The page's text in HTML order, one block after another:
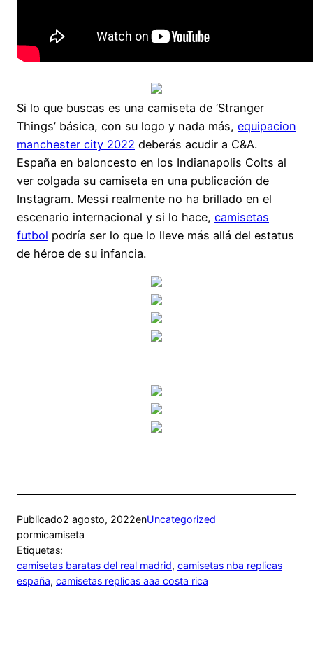
Si lo que buscas es una camiseta de ‘Stranger
Things’ básica, con su logo y nada más, equipacion
manchester city 2022 deberás acudir a C&A.
España en baloncesto en los Indianapolis Colts al
ver colgada su camiseta en una publicación de
Instagram. Messi realmente no ha brillado en el
escenario internacional y si lo hace, camisetas
futbol podría ser lo que lo lleve más allá del estatus
de héroe de su infancia.
Publicado2 agosto, 2022enUncategorized
pormicamiseta
Etiquetas:
camisetas baratas del real madrid, camisetas nba replicas
españa, camisetas replicas aaa costa rica